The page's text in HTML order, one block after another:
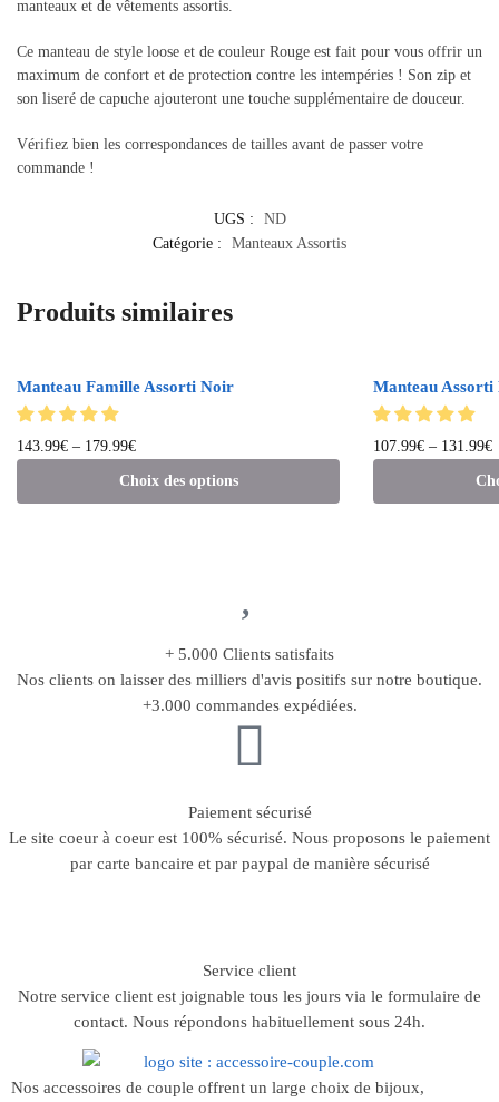
manteaux et de vêtements assortis.
Ce manteau de style loose et de couleur Rouge est fait pour vous offrir un
maximum de confort et de protection contre les intempéries ! Son zip et
son liseré de capuche ajouteront une touche supplémentaire de douceur.
Vérifiez bien les correspondances de tailles avant de passer votre
commande !
UGS :
ND
Catégorie :
Manteaux Assortis
Produits similaires
Manteau Famille Assorti Noir
143.99€ – 179.99€
Choix des options
Manteau
107.99€ – 131.99€
+ 5.000 Clients satisfaits
Nos clients on laisser des milliers d'avis positifs sur notre boutique.
+3.000 commandes expédiées.
Paiement sécurisé
Le site coeur à coeur est 100% sécurisé. Nous proposons le paiement
par carte bancaire et par paypal de manière sécurisé
Service client
Notre service client est joignable tous les jours via le formulaire de
contact. Nous répondons habituellement sous 24h.
Nos accessoires de couple offrent un large choix de bijoux,